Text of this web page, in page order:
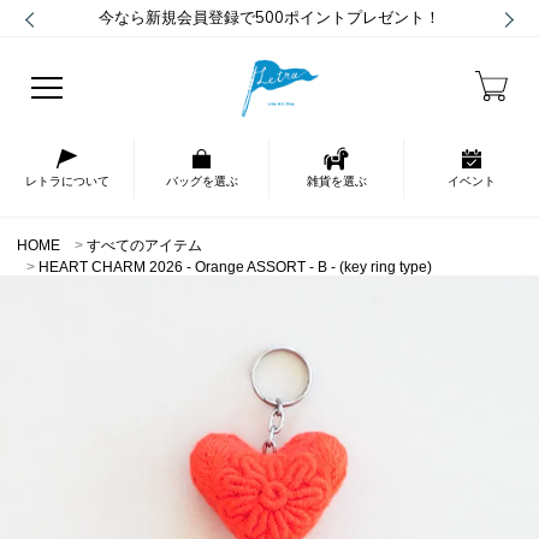
今なら新規会員登録で500ポイントプレゼント！
レトラについて バッグを選ぶ 雑貨を選ぶ イベント
HOME
すべてのアイテム
HEART CHARM 2026 - Orange ASSORT - B - (key ring type)